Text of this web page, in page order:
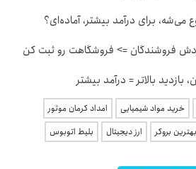
برای درآمد بیشتر، آماده‌ای؟
بازدید بالاتر = درآمد بیشتر
خرید مواد شیمیایی
امداد کرمان موتور
بهترین بروکر ارز دیجیتال بلیط اتوبوس